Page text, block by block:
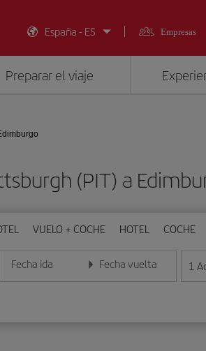
España - ES
Empresas
Preparar el viaje
(PIT) a
VUELO + COCHE HOTEL COCHE
Fecha ida
Introduce la fecha en formato día/mes/año
Fecha vuelta
Introduce la fecha en 1